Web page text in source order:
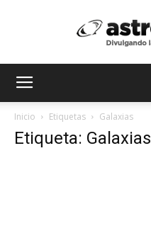
Inicio Etiquetas Galaxias
Etiqueta: Galaxias